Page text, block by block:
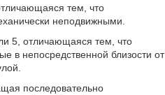
тем, что
неподвижными.
5, отличающаяся тем, что
в непосредственной близости от
последовательно